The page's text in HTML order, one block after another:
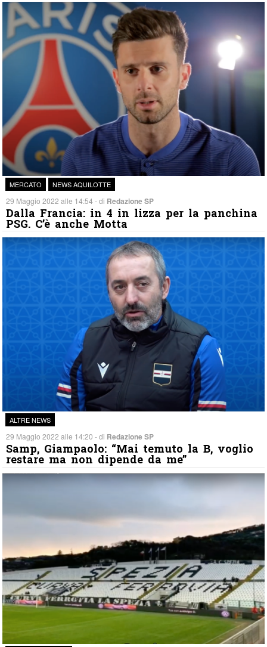
MERCATO NEWS AQUILOTTE
29 Maggio 2022 alle 14:54 - di Redazione SP
Dalla Francia: in 4 in lizza per la panchina
PSG. C’è anche Motta
ALTRE NEWS
29 Maggio 2022 alle 14:20 - di Redazione SP
Samp, Giampaolo: “Mai temuto la B, voglio
restare ma non dipende da me”